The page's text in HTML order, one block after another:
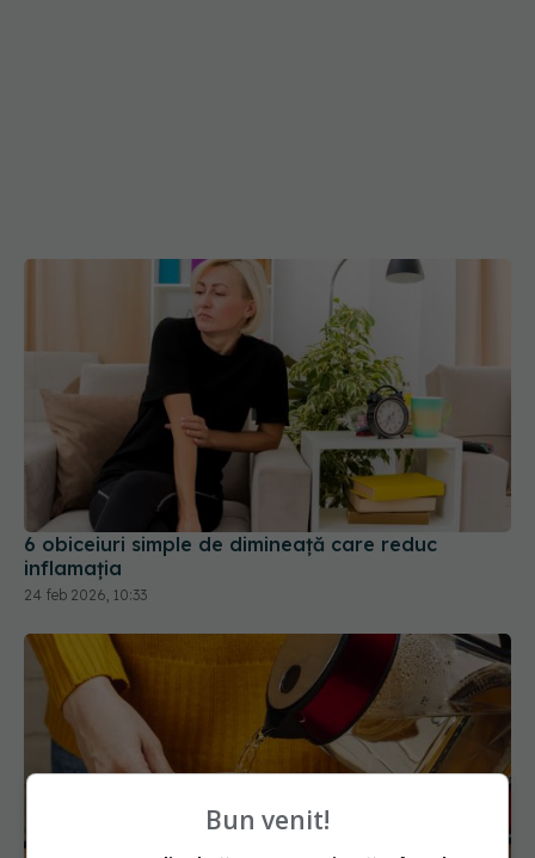
6 obiceiuri simple de dimineață care reduc
inflamația
24 feb 2026, 10:33
Bun venit!